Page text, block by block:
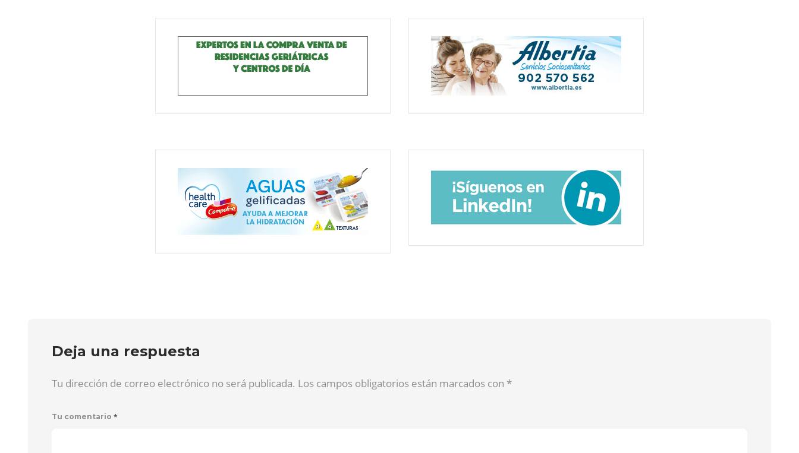
Deja una respuesta
Tu dirección de correo electrónico no será publicada. Los campos obligatorios están marcados con *
Tu comentario *